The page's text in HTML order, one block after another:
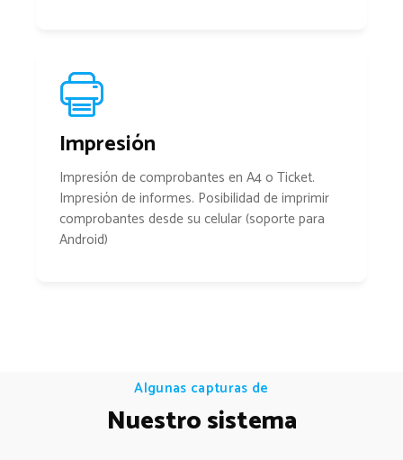
Impresión
Impresión de comprobantes en A4 o Ticket.
Impresión de informes. Posibilidad de imprimir
comprobantes desde su celular (soporte para
Android)
Algunas capturas de
Nuestro sistema